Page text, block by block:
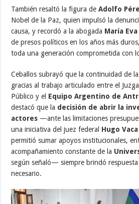
También resaltó la figura deAdolfo
Nobel de la Paz, quien impulsó la
causa, y recordó a la abogada María
de presos políticos en los años más
toda una generación comprometida con
Ceballos subrayó que la continuidad de
gracias al trabajo articulado entre el
Público y el Equipo Argentino de
destacó que la decisión de abrir la
actores —ante las limitaciones
una iniciativa del juez federal Hugo
permitió sumar apoyos institucionales,
acompañamiento constante de la
según señaló— siempre brindó
necesario.